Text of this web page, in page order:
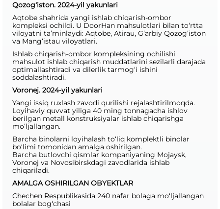
Qozog‘iston. 2024-yil yakunlari
Aqtobe shahrida yangi ishlab chiqarish-ombor
kompleksi ochildi. U DoorHan mahsulotlari bilan to‘rtta
viloyatni ta’minlaydi: Aqtobe, Atirau, G‘arbiy Qozog‘iston
va Mang‘istau viloyatlari.
Ishlab chiqarish-ombor kompleksining ochilishi
mahsulot ishlab chiqarish muddatlarini sezilarli darajada
optimallashtiradi va dilerlik tarmog‘i ishini
soddalashtiradi.
Voronej. 2024-yil yakunlari
Yangi issiq ruxlash zavodi qurilishi rejalashtirilmoqda.
Loyihaviy quvvat yiliga 40 ming tonnagacha ishlov
berilgan metall konstruksiyalar ishlab chiqarishga
mo‘ljallangan.
Barcha binolarni loyihalash to‘liq komplektli binolar
bo‘limi tomonidan amalga oshirilgan.
Barcha butlovchi qismlar kompaniyaning Mojaysk,
Voronej va Novosibirskdagi zavodlarida ishlab
chiqariladi.
AMALGA OSHIRILGAN OBYEKTLAR
Chechen Respublikasida 240 nafar bolaga mo‘ljallangan
bolalar bog‘chasi